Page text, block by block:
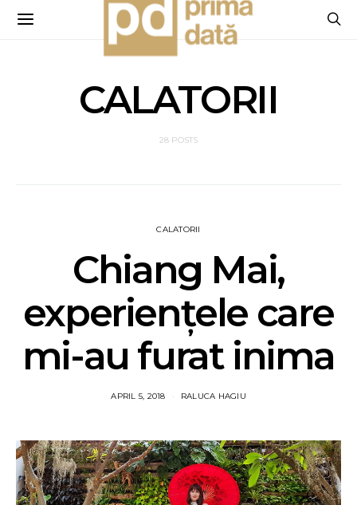
CALATORII
28 POSTS
CALATORII
Chiang Mai,
experiențele care
mi-au furat inima
APRIL 5, 2018 RALUCA HAGIU